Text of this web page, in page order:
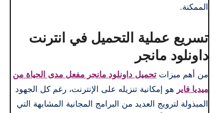
الممكنة.
تسريع عملية التحميل في انترنت
داونلود مانجر
من أهم ميزات تحميل داونلود مانجر مفعل مدى الحياة من
ميديا فاير هو إمكانية تنزيله على الإنترنت، رغم كل الجهود
المبذولة لترويج العديد من البرامج المجانية المشابهة التي